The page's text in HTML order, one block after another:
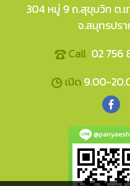
304 หมู่ 9 ถ.สุขุมวิท ต.
จ.สมุทรปร
Call 02 756
เปิด 9.00-